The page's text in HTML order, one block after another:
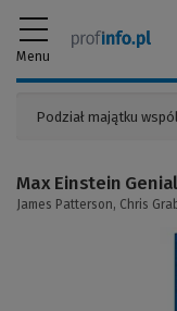
Menu
Max Einstein
James Patterson, Chris